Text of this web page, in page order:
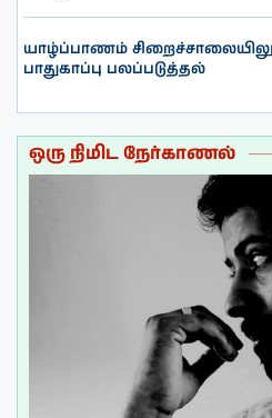
யாழ்ப்பாணம்
பாதுகாப்பு பலப்படுத்தல்
ஒரு நிமிட நேர்காணல்